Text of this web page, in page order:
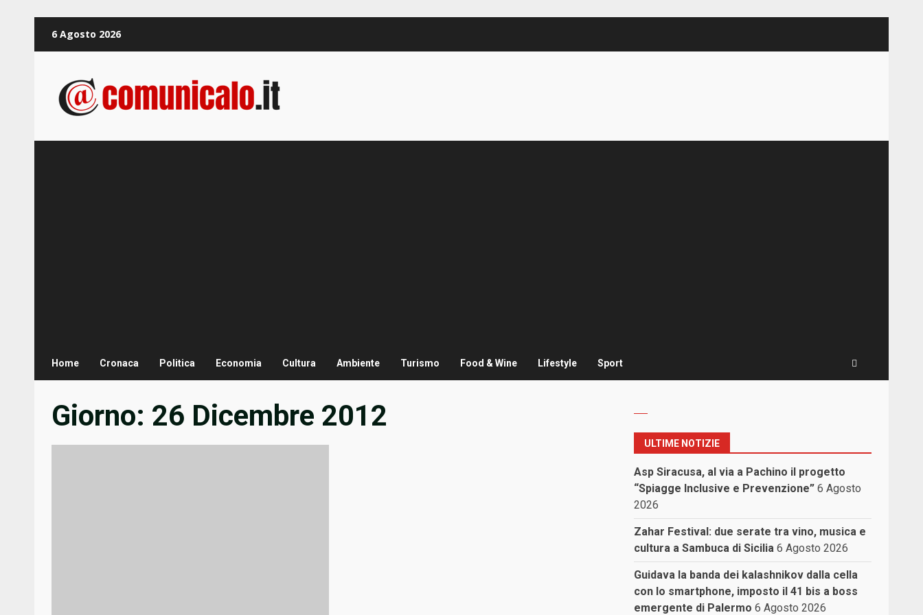
Inhalt6 Agosto 2026
Home Cronaca Politica Economia Cultura Ambiente Turismo Food & Wine Lifestyle Sport
Giorno: 26 Dicembre 2012
ULTIME NOTIZIE
Asp Siracusa, al via a Pachino il progetto
“Spiagge Inclusive e Prevenzione” 6 Agosto
2026
Zahar Festival: due serate tra vino, musica e
cultura a Sambuca di Sicilia 6 Agosto 2026
Guidava la banda dei kalashnikov dalla cella
con lo smartphone, imposto il 41 bis a boss
emergente di Palermo 6 Agosto 2026